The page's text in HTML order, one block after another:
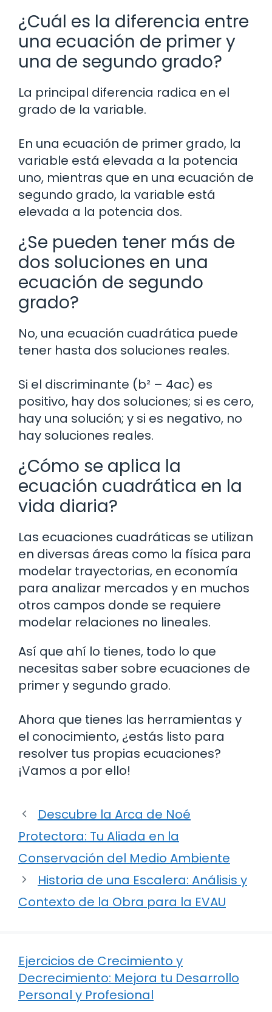
¿Cuál es la diferencia entre
una ecuación de primer y
una de segundo grado?
La principal diferencia radica en el
grado de la variable.
En una ecuación de primer grado, la
variable está elevada a la potencia
uno, mientras que en una ecuación de
segundo grado, la variable está
elevada a la potencia dos.
¿Se pueden tener más de
dos soluciones en una
ecuación de segundo
grado?
No, una ecuación cuadrática puede
tener hasta dos soluciones reales.
Si el discriminante (b² – 4ac) es
positivo, hay dos soluciones; si es cero,
hay una solución; y si es negativo, no
hay soluciones reales.
¿Cómo se aplica la
ecuación cuadrática en la
vida diaria?
Las ecuaciones cuadráticas se utilizan
en diversas áreas como la física para
modelar trayectorias, en economía
para analizar mercados y en muchos
otros campos donde se requiere
modelar relaciones no lineales.
Así que ahí lo tienes, todo lo que
necesitas saber sobre ecuaciones de
primer y segundo grado.
Ahora que tienes las herramientas y
el conocimiento, ¿estás listo para
resolver tus propias ecuaciones?
¡Vamos a por ello!
Descubre la Arca de Noé
Protectora: Tu Aliada en la
Conservación del Medio Ambiente
Historia de una Escalera: Análisis y
Contexto de la Obra para la EVAU
Ejercicios de Crecimiento y
Decrecimiento: Mejora tu Desarrollo
Personal y Profesional